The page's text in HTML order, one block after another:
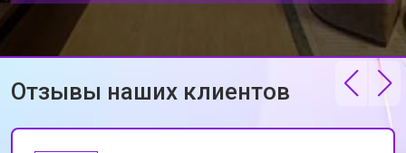
Отзывы наших клиентов